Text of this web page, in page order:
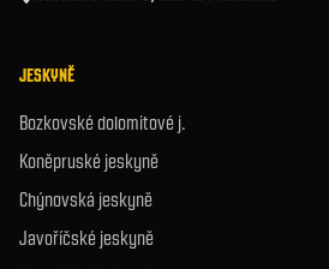
JESKYNĚ
Bozkovské dolomitové j.
Koněpruské jeskyně
Chýnovská jeskyně
Javoříčské jeskyně